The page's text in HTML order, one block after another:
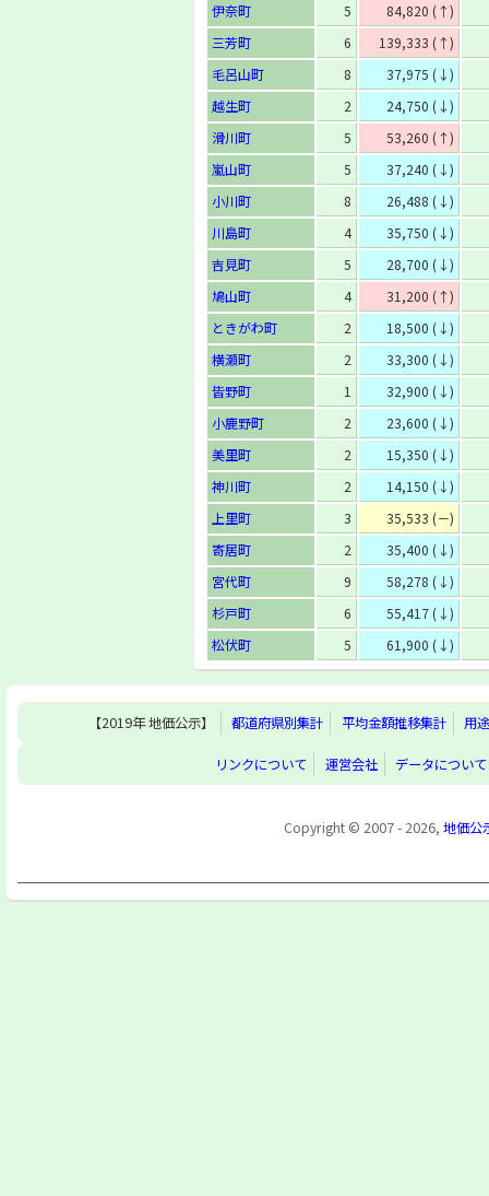
伊奈町
5
84,820 (↑)
三芳町
6
139,333 (↑)
毛呂山町
8
37,975 (↓)
越生町
2
24,750 (↓)
滑川町
5
53,260 (↑)
嵐山町
5
37,240 (↓)
小川町
8
26,488 (↓)
川島町
4
35,750 (↓)
吉見町
5
28,700 (↓)
鳩山町
4
31,200 (↑)
ときがわ町
2
18,500 (↓)
横瀬町
2
33,300 (↓)
皆野町
1
32,900 (↓)
小鹿野町
2
23,600 (↓)
美里町
2
15,350 (↓)
神川町
2
14,150 (↓)
上里町
3
35,533 (－)
寄居町
2
35,400 (↓)
宮代町
9
58,278 (↓)
杉戸町
6
55,417 (↓)
松伏町
5 61,900 (↓)
【2019年 地価公示】 都道府県別集計 平均金額推移集計 用
リンクについて 運営会社 データについて
Copyright © 2007 - 2026,地価公